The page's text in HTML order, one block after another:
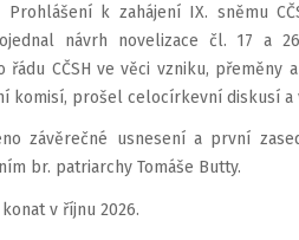
k zahájení IX. sněmu
návrh novelizace čl. 17 a
řádu CČSH ve věci vzniku, přeměny
komisí, prošel celocírkevní diskusí a
závěrečné usnesení a první
br. patriarchy Tomáše Butty.
v říjnu 2026.